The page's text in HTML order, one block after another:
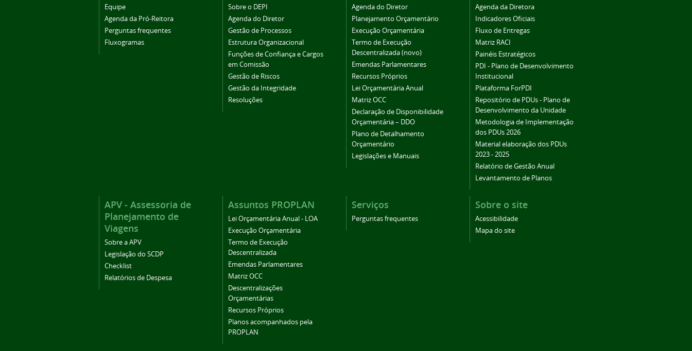
Equipe
Agenda da Pró-Reitora
Perguntas frequentes
Fluxogramas
Sobre o DEPI
Agenda do Diretor
Gestão de Processos
Estrutura Organizacional
Funções de Confiança e Cargos
em Comissão
Gestão de Riscos
Gestão da Integridade
Resoluções
Agenda do Diretor
Planejamento Orçamentário
Execução Orçamentária
Termo de Execução
Descentralizada (novo)
Emendas Parlamentares
Recursos Próprios
Lei Orçamentária Anual
Matriz OCC
Declaração de Disponibilidade
Orçamentária – DDO
Plano de Detalhamento
Orçamentário
Legislações e Manuais
Agenda da Diretora
Indicadores Oficiais
Fluxo de Entregas
Matriz RACI
Painéis Estratégicos
PDI - Plano de Desenvolvimento
Institucional
Plataforma ForPDI
Repositório de PDUs - Plano de
Desenvolvimento da Unidade
Metodologia de Implementação
dos PDUs 2026
Material elaboração dos PDUs
2023 - 2025
Relatório de Gestão Anual
Levantamento de Planos
APV - Assessoria de
Planejamento de
Viagens
Sobre a APV
Legislação do SCDP
Checklist
Relatórios de Despesa
Assuntos PROPLAN
Lei Orçamentária Anual - LOA
Execução Orçamentária
Termo de Execução
Descentralizada
Emendas Parlamentares
Matriz OCC
Descentralizações
Orçamentárias
Recursos Próprios
Planos acompanhados pela
PROPLAN
Serviços
Perguntas frequentes
Sobre o site
Acessibilidade
Mapa do site